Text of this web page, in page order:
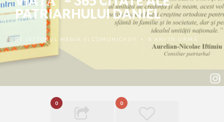
PATRIARHULUI DANIEL
DE SECTORUL MEDIA ȘI COMUNICAȚII • 8 ANI ÎN URMĂ
0 0